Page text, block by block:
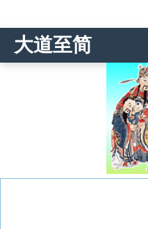
大道至简